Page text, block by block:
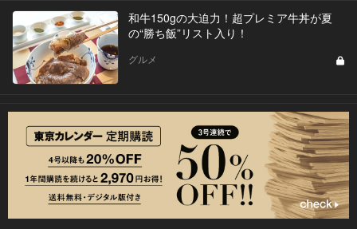
和牛150gの大迫力！超プレミア牛丼が夏
の“勝ち飯”リスト入り！
グルメ